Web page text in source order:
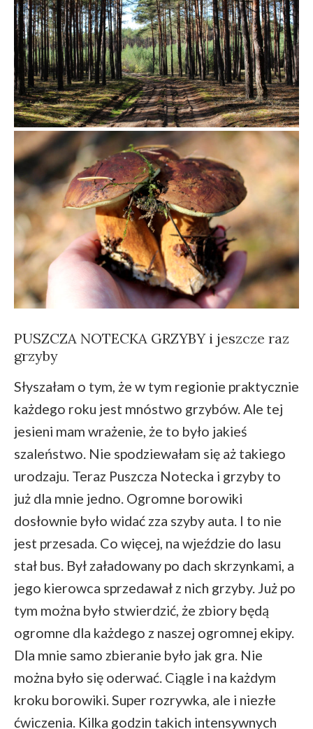
PUSZCZA NOTECKA GRZYBY i jeszcze raz
grzyby
Słyszałam o tym, że w tym regionie praktycznie
każdego roku jest mnóstwo grzybów. Ale tej
jesieni mam wrażenie, że to było jakieś
szaleństwo. Nie spodziewałam się aż takiego
urodzaju. Teraz Puszcza Notecka i grzyby to
już dla mnie jedno. Ogromne borowiki
dosłownie było widać zza szyby auta. I to nie
jest przesada. Co więcej, na wjeździe do lasu
stał bus. Był załadowany po dach skrzynkami, a
jego kierowca sprzedawał z nich grzyby. Już po
tym można było stwierdzić, że zbiory będą
ogromne dla każdego z naszej ogromnej ekipy.
Dla mnie samo zbieranie było jak gra. Nie
można było się oderwać. Ciągle i na każdym
kroku borowiki. Super rozrywka, ale i niezłe
ćwiczenia. Kilka godzin takich intensywnych